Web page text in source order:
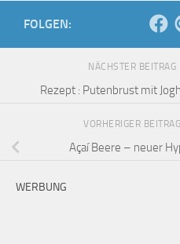
FOLGEN:
NÄCHSTER BEITRAG
Rezept : Putenbrust mit
VORHERIGER BEITRAG
Açaí Beere – neuer
WERBUNG